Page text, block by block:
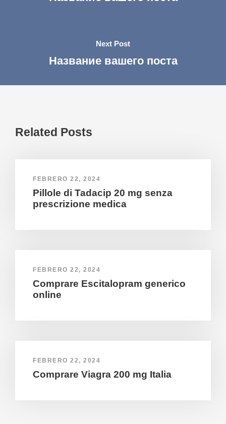
Next Post
Название вашего поста
Related Posts
FEBRERO 22, 2024
Pillole di Tadacip 20 mg senza
prescrizione medica
FEBRERO 22, 2024
Comprare Escitalopram generico
online
FEBRERO 22, 2024
Comprare Viagra 200 mg Italia